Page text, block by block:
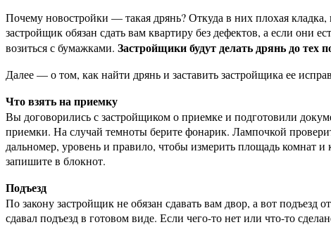
Почему новостройки — такая дрянь? Откуда в них плохая
застройщик обязан сдать вам квартиру без дефектов, а если
возиться с бумажками. Застройщики будут делать дрянь до тех
Далее — о том, как найти дрянь и заставить застройщика ее
Что взять на приемку
Вы договорились с застройщиком о приемке и подготовили
приемки. На случай темноты берите фонарик. Лампочкой
дальномер, уровень и правило, чтобы измерить площадь комнат
запишите в блокнот.
Подъезд
По закону застройщик не обязан сдавать вам двор, а вот
сдавал подъезд в готовом виде. Если чего-то нет или что-то